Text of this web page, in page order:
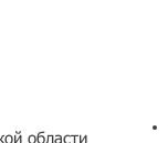
области